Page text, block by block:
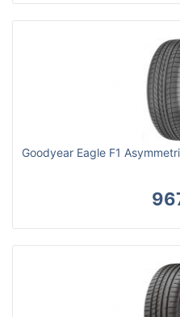
Goodyear Eagle F1